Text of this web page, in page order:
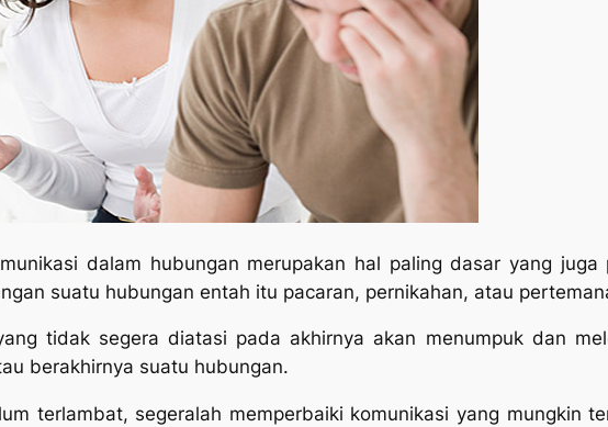
dalam hubungan merupakan hal paling dasar yang
suatu hubungan entah itu pacaran, pernikahan, atau
tidak segera diatasi pada akhirnya akan menumpuk dan
berakhirnya suatu hubungan.
terlambat, segeralah memperbaiki komunikasi yang mungkin